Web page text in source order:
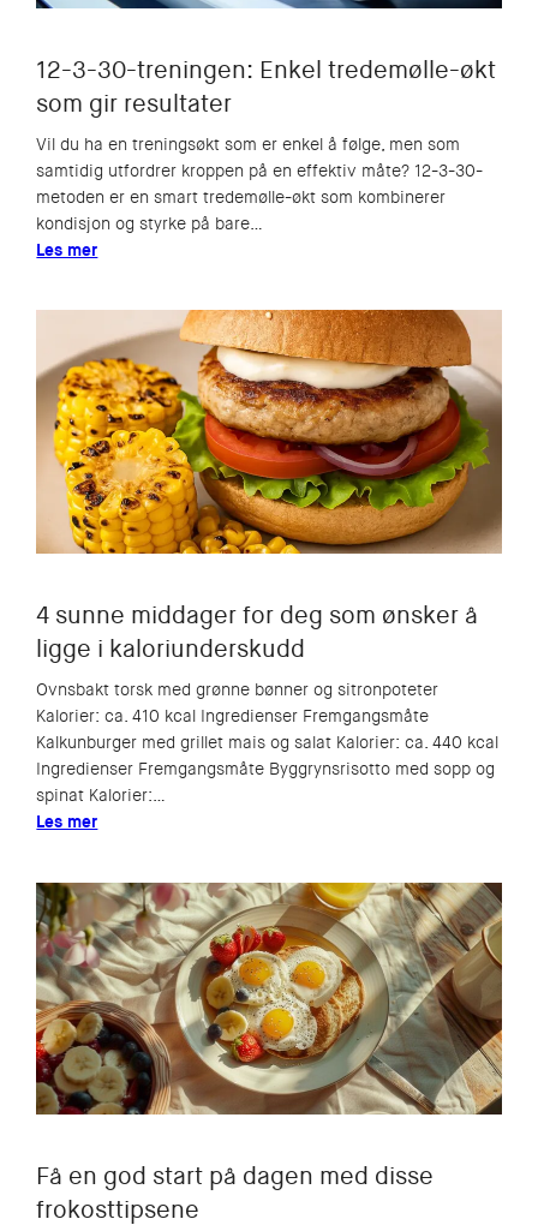
12-3-30-treningen: Enkel tredemølle-økt
som gir resultater
Vil du ha en treningsøkt som er enkel å følge, men som
samtidig utfordrer kroppen på en effektiv måte? 12-3-30-
metoden er en smart tredemølle-økt som kombinerer
kondisjon og styrke på bare…
Les mer
4 sunne middager for deg som ønsker å
ligge i kaloriunderskudd
Ovnsbakt torsk med grønne bønner og sitronpoteter
Kalorier: ca. 410 kcal Ingredienser Fremgangsmåte
Kalkunburger med grillet mais og salat Kalorier: ca. 440 kcal
Ingredienser Fremgangsmåte Byggrynsrisotto med sopp og
spinat Kalorier:…
Les mer
Få en god start på dagen med disse
frokosttipsene